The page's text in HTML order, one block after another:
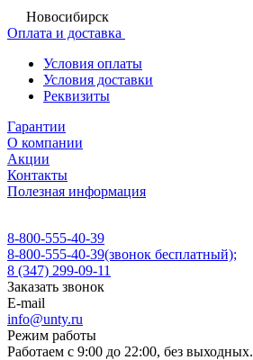
Новосибирск
Оплата и доставка
Условия оплаты
Условия доставки
Реквизиты
Гарантии
О компании
Акции
Контакты
Полезная информация
8-800-555-40-39
8-800-555-40-39(звонок бесплатный);
8 (347) 299-09-11
Заказать звонок
E-mail
info@unty.ru
Режим работы
Работаем с 9:00 до 22:00, без выходных.